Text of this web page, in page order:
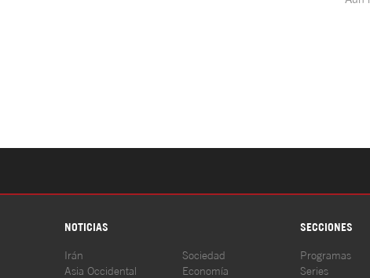
NOTICIAS SECCIONES
Irán
Asia Occidental
Sociedad
Economía
Programas
Series